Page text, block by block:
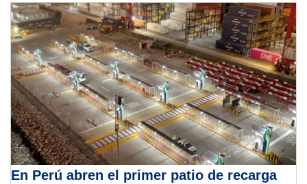
En Perú abren el primer patio de recarga